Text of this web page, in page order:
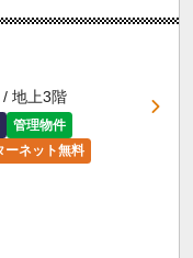
地上3階
管理物件
ーネット無料